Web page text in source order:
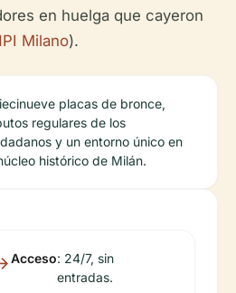
en huelga que cayeron
Milano).
placas de bronce,
regulares de los
y un entorno único en
histórico de Milán.
Acceso: 24/7, sin
entradas.